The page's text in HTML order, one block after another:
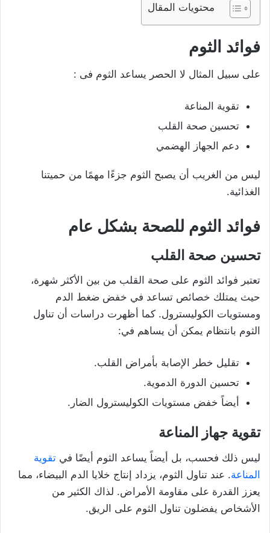
محتويات المقال
فوائد الثوم
على سبيل المثال لا الحصر يساعد الثوم فى :
تقوية المناعة
تحسين صحة القلب
دعم الجهاز الهضمي
ليس من الغريب أن يصبح الثوم جزءًا مهمًا من حميتنا
الغذائية.
فوائد الثوم للصحة بشكل عام
تحسين صحة القلب
تعتبر فوائد الثوم على صحة القلب من بين الأكثر شهرة،
حيث يمتلك خصائص تساعد في خفض ضغط الدم
ومستويات الكوليسترول. كما أظهرت دراسات أن تناول
الثوم بانتظام يمكن أن يساهم في:
تقليل خطر الإصابة بأمراض القلب.
تحسين الدورة الدموية.
أيضاً خفض مستويات الكوليسترول الضار.
تقوية جهاز المناعة
ليس ذلك فحسب، بل أيضاً يساعد الثوم أيضًا في تقوية
المناعة. عند تناول الثوم، يزداد إنتاج خلايا الدم البيضاء، مما
يعزز القدرة على مقاومة الأمراض. لذاك الكثير من
الأشخاص يفضلون تناول الثوم على الريق.